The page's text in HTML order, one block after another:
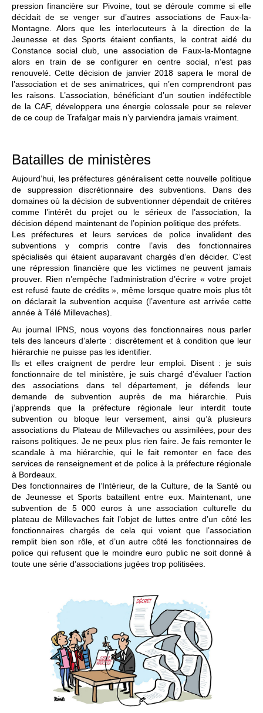
pression financière sur Pivoine, tout se déroule comme si elle
décidait de se venger sur d’autres associations de Faux-la-
Montagne. Alors que les interlocuteurs à la direction de la
Jeunesse et des Sports étaient confiants, le contrat aidé du
Constance social club, une association de Faux-la-Montagne
alors en train de se configurer en centre social, n’est pas
renouvelé. Cette décision de janvier 2018 sapera le moral de
l’association et de ses animatrices, qui n’en comprendront pas
les raisons. L’association, bénéficiant d’un soutien indéfectible
de la CAF, développera une énergie colossale pour se relever
de ce coup de Trafalgar mais n’y parviendra jamais vraiment.
Batailles de ministères
Aujourd’hui, les préfectures généralisent cette nouvelle politique
de suppression discrétionnaire des subventions. Dans des
domaines où la décision de subventionner dépendait de critères
comme l’intérêt du projet ou le sérieux de l’association, la
décision dépend maintenant de l’opinion politique des préfets.
Les préfectures et leurs services de police invalident des
subventions y compris contre l’avis des fonctionnaires
spécialisés qui étaient auparavant chargés d’en décider. C’est
une répression financière que les victimes ne peuvent jamais
prouver. Rien n’empêche l’administration d’écrire « votre projet
est refusé faute de crédits », même lorsque quatre mois plus tôt
on déclarait la subvention acquise (l’aventure est arrivée cette
année à Télé Millevaches).
Au journal IPNS, nous voyons des fonctionnaires nous parler
tels des lanceurs d’alerte : discrètement et à condition que leur
hiérarchie ne puisse pas les identifier.
Ils et elles craignent de perdre leur emploi. Disent : je suis
fonctionnaire de tel ministère, je suis chargé d’évaluer l’action
des associations dans tel département, je défends leur
demande de subvention auprès de ma hiérarchie. Puis
j’apprends que la préfecture régionale leur interdit toute
subvention ou bloque leur versement, ainsi qu’à plusieurs
associations du Plateau de Millevaches ou assimilées, pour des
raisons politiques. Je ne peux plus rien faire. Je fais remonter le
scandale à ma hiérarchie, qui le fait remonter en face des
services de renseignement et de police à la préfecture régionale
à Bordeaux.
Des fonctionnaires de l’Intérieur, de la Culture, de la Santé ou
de Jeunesse et Sports bataillent entre eux. Maintenant, une
subvention de 5 000 euros à une association culturelle du
plateau de Millevaches fait l’objet de luttes entre d’un côté les
fonctionnaires chargés de cela qui voient que l’association
remplit bien son rôle, et d’un autre côté les fonctionnaires de
police qui refusent que le moindre euro public ne soit donné à
toute une série d’associations jugées trop politisées.